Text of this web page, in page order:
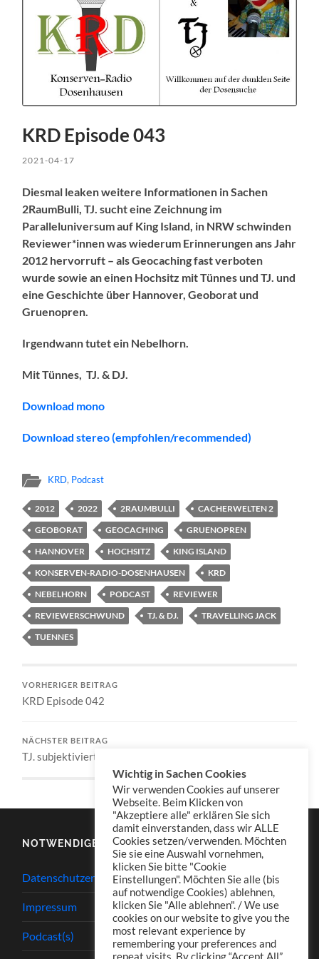
KRD Episode 043
2021-04-17
Diesmal leaken weitere Informationen in Sachen
2RaumBulli, TJ. sucht eine Zeichnung im
Paralleluniversum auf King Island, in NRW schwinden
Reviewer*innen was wiederum Erinnerungen ans Jahr
2012 hervorruft – als Geocaching fast verboten
wurde sowie an einen Hochsitz mit Tünnes und TJ. und
eine Geschichte über Hannover, Geoborat und
Gruenopren.
Irgendwann tutet ein Nebelhorn.
Mit Tünnes, TJ. & DJ.
Download mono
Download stereo (empfohlen/recommended)
KRD, Podcast
2012 2022 2RAUMBULLI
CACHERWELTEN 2
GEOBORAT
GEOCACHING
GRUENOPREN
HANNOVER
HOCHSITZ
KING ISLAND
KONSERVEN-RADIO-DOSENHAUSEN
KRD
NEBELHORN
PODCAST
REVIEWER
REVIEWERSCHWUND
TJ. & DJ.
TRAVELLING JACK
TUENNES
VORHERIGER BEITRAG
KRD Episode 042
NÄCHSTER BEITRAG
TJ. subjektiviert – Episode 035
NOTWENDIGES
Datenschutzerklärung
Impressum
Podcast(s)
Wichtig in Sachen Cookies
Wir verwenden Cookies auf unserer
Webseite. Beim Klicken von
"Akzeptiere alle" erklären Sie sich
damit einverstanden, dass wir ALLE
Cookies setzen/verwenden. Möchten
Sie sie eine Auswahl vornehmen,
klicken Sie bitte "Cookie
Einstellungen". Möchten Sie alle (bis
auf notwendige Cookies) ablehnen,
klicken Sie "Alle ablehnen". / We use
cookies on our website to give you the
most relevant experience by
remembering your preferences and
repeat visits. By clicking “Accept All”,